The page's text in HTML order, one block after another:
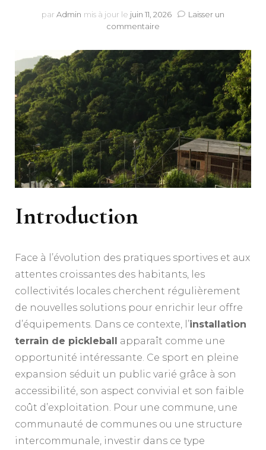
par Admin mis à jour le juin 11, 2026
Laisser un
commentaire
sont
les
avantages
d’une
installation
terrain
de
pickleball
pour
une
collectivité
locale
Introduction
Face à l’évolution des pratiques sportives et aux
attentes croissantes des habitants, les
collectivités locales cherchent régulièrement
de nouvelles solutions pour enrichir leur offre
d’équipements. Dans ce contexte, l’installation
terrain de pickleball apparaît comme une
opportunité intéressante. Ce sport en pleine
expansion séduit un public varié grâce à son
accessibilité, son aspect convivial et son faible
coût d’exploitation. Pour une commune, une
communauté de communes ou une structure
intercommunale, investir dans ce type